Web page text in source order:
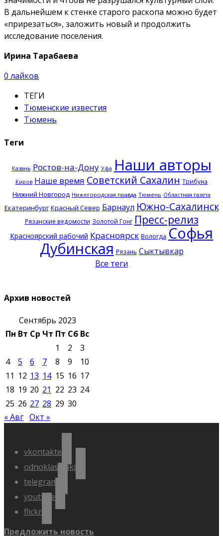
В дальнейшем к стенке старого раскопа можно будет
«прирезаться», заложить новый и продолжить
исследование поселения.
Ирина Тарабаева
0 лайков
ТЕГИ
Тюменские известия
Тюмень
Теги
Казань Ростов-на-Дону Уфа Наши авторы
Киров Наше время Советский Сахалин Трибуна
Нижний Новгород Нижегородская правда Тюмень Областная газета
Екатеринбург Красный Север Барнаул Южно-Сахалинск
Рязанские ведомости Золотой Гонг Пресс-релиз
Красноярский рабочий Красноярск Вологда Софья
Дубинская Рязань Сыктывкар
Все теги
Архив новостей
Сентябрь 2023
Пн Вт Ср Чт Пт Сб Вс
1
2
3
4
5 6 7 8 9
10
11 12 13 14 15 16 17
18 19 20 21 22 23 24
25 26 27 28 29 30
« Авг Окт »
vkontakte
odnoklassniki
telegram
youtube
flickr
Предложить новость